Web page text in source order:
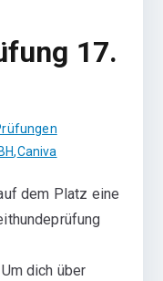
17.
BH,Caniva
dem Platz eine
dich über